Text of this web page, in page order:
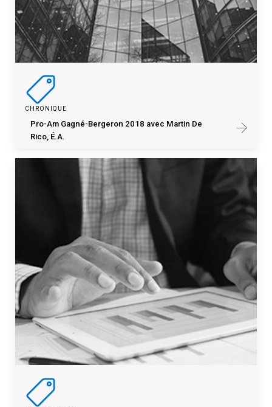
CHRONIQUE
Pro-Am Gagné-Bergeron 2018 avec Martin De
Rico, É.A.